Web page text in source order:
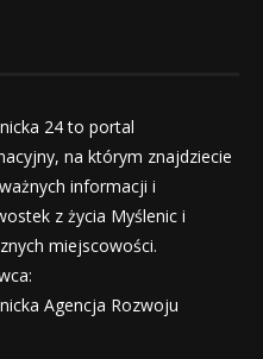
24 to portal
na którym znajdziecie
informacji i
z życia Myślenic i
miejscowości.
Agencja Rozwoju